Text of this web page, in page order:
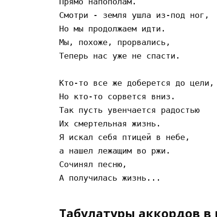
Смотри - земля ушла из-под ног,
Но мы продолжаем идти.
Мы, похоже, прорвались,
Теперь нас уже не спасти.
Кто-то все же доберется до цели,
Но кто-то сорвется вниз.
Так пусть увенчается радостью
Их смертельная жизнь.
Я искал себя птицей в небе,
а нашел лежащим во ржи.
Сочинял песню,
Табулатуры аккордов в